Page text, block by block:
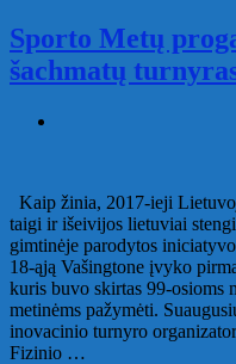
Sporto Metų
šachmatų
Kaip žinia, 2017-ieji
taigi ir išeivijos lietuviai
gimtinėje parodytos
18-ąją Vašingtone įvyko
kuris buvo skirtas 99-osioms
metinėms pažymėti.
inovacinio turnyro
Fizinio …